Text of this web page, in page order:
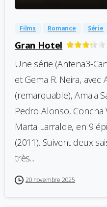
Films Romance Série
Gran Hotel
Une série (Antena3-
et Gema R. Neira, avec
(remarquable), Amaia
Pedro Alonso, Concha
Marta Larralde, en 9
(2011). Suivent deux
très...
20 novembre 2025